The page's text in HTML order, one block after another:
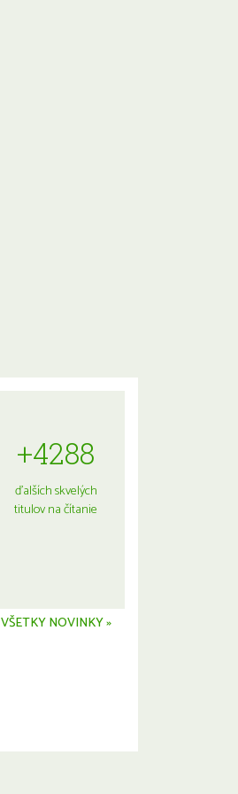
+4288
ďalších skvelých
titulov na čítanie
VŠETKY NOVINKY »